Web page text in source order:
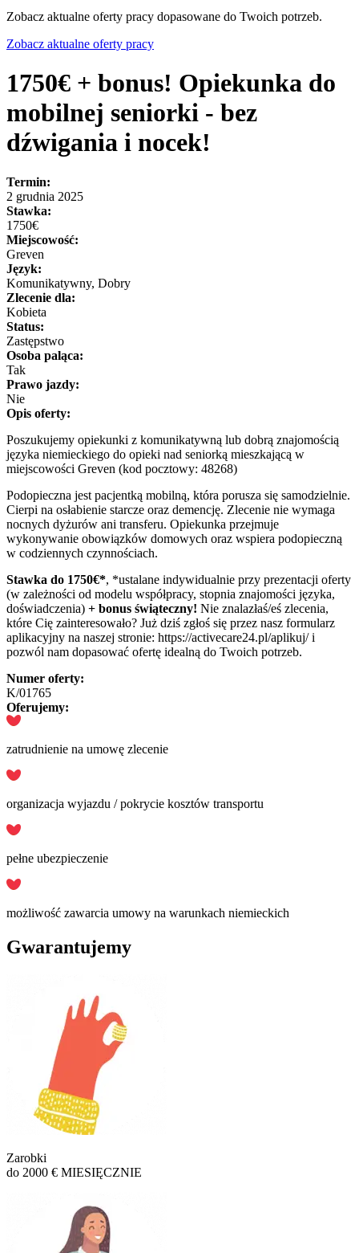
Zobacz aktualne oferty pracy dopasowane do Twoich potrzeb.
Zobacz aktualne oferty pracy
1750€ + bonus! Opiekunka do
mobilnej seniorki - bez
dźwigania i nocek!
Termin:
2 grudnia 2025
Stawka:
1750€
Miejscowość:
Greven
Język:
Komunikatywny, Dobry
Zlecenie dla:
Kobieta
Status:
Zastępstwo
Osoba paląca:
Tak
Prawo jazdy:
Nie
Opis oferty:
Poszukujemy opiekunki z komunikatywną lub dobrą znajomością
języka niemieckiego do opieki nad seniorką mieszkającą w
miejscowości Greven (kod pocztowy: 48268)
Podopieczna jest pacjentką mobilną, która porusza się samodzielnie.
Cierpi na osłabienie starcze oraz demencję. Zlecenie nie wymaga
nocnych dyżurów ani transferu. Opiekunka przejmuje
wykonywanie obowiązków domowych oraz wspiera podopieczną
w codziennych czynnościach.
Stawka do 1750€*, *ustalane indywidualnie przy prezentacji oferty
(w zależności od modelu współpracy, stopnia znajomości języka,
doświadczenia) + bonus świąteczny! Nie znalazłaś/eś zlecenia,
które Cię zainteresowało? Już dziś zgłoś się przez nasz formularz
aplikacyjny na naszej stronie: https://activecare24.pl/aplikuj/ i
pozwól nam dopasować ofertę idealną do Twoich potrzeb.
Numer oferty:
K/01765
Oferujemy:
zatrudnienie na umowę zlecenie
organizacja wyjazdu / pokrycie kosztów transportu
pełne ubezpieczenie
możliwość zawarcia umowy na warunkach niemieckich
Gwarantujemy
Zarobki
do 2000 € MIESIĘCZNIE